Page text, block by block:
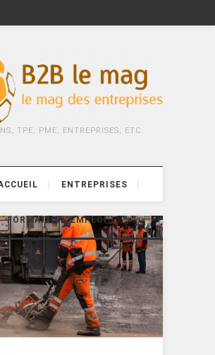
TPE, PME, ENTREPRISES, ETC.
ENTREPRISES
FORMATION, EMPLOI